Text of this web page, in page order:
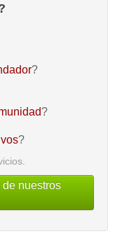
?
?
?
nuestros